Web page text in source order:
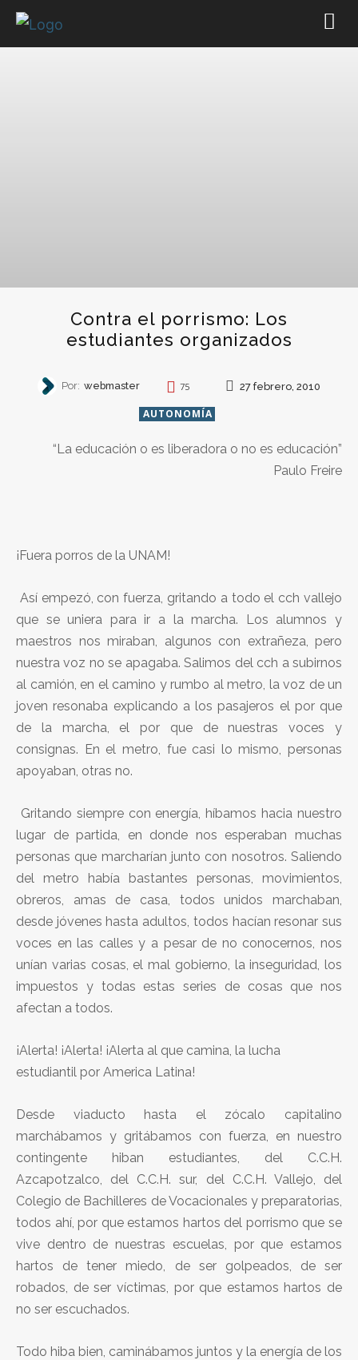
Contra el porrismo: Los
estudiantes organizados
Por: webmaster 75 27 febrero, 2010
AUTONOMÍA
“La educación o es liberadora o no es educación”
Paulo Freire
¡Fuera porros de la UNAM!
Así empezó, con fuerza, gritando a todo el cch vallejo
que se uniera para ir a la marcha. Los alumnos y
maestros nos miraban, algunos con extrañeza, pero
nuestra voz no se apagaba. Salimos del cch a subirnos
al camión, en el camino y rumbo al metro, la voz de un
joven resonaba explicando a los pasajeros el por que
de la marcha, el por que de nuestras voces y
consignas. En el metro, fue casi lo mismo, personas
apoyaban, otras no.
Gritando siempre con energía, híbamos hacia nuestro
lugar de partida, en donde nos esperaban muchas
personas que marcharían junto con nosotros. Saliendo
del metro había bastantes personas, movimientos,
obreros, amas de casa, todos unidos marchaban,
desde jóvenes hasta adultos, todos hacían resonar sus
voces en las calles y a pesar de no conocernos, nos
unían varias cosas, el mal gobierno, la inseguridad, los
impuestos y todas estas series de cosas que nos
afectan a todos.
¡Alerta! ¡Alerta! ¡Alerta al que camina, la lucha
estudiantil por America Latina!
Desde viaducto hasta el zócalo capitalino
marchábamos y gritábamos con fuerza, en nuestro
contingente hiban estudiantes, del C.C.H.
Azcapotzalco, del C.C.H. sur, del C.C.H. Vallejo, del
Colegio de Bachilleres de Vocacionales y preparatorias,
todos ahí, por que estamos hartos del porrismo que se
vive dentro de nuestras escuelas, por que estamos
hartos de tener miedo, de ser golpeados, de ser
robados, de ser víctimas, por que estamos hartos de
no ser escuchados.
Todo hiba bien, caminábamos juntos y la energía de los